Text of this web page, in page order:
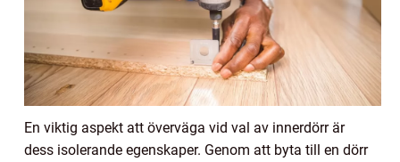
En viktig aspekt att överväga vid val av innerdörr är
dess isolerande egenskaper. Genom att byta till en dörr